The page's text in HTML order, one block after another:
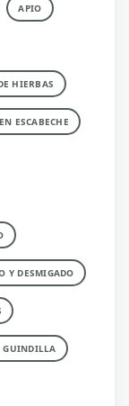
APIO
HIERBAS
ESCABECHE
Y DESMIGADO
GUINDILLA